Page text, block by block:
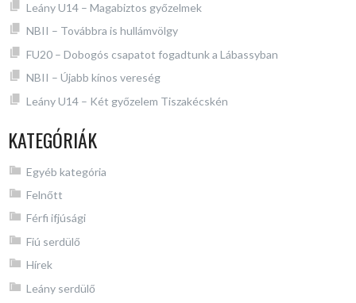
Leány U14 – Magabiztos győzelmek
NBII – Továbbra is hullámvölgy
FU20 – Dobogós csapatot fogadtunk a Lábassyban
NBII – Újabb kínos vereség
Leány U14 – Két győzelem Tiszakécskén
KATEGÓRIÁK
Egyéb kategória
Felnőtt
Férfi ifjúsági
Fiú serdülő
Hírek
Leány serdülő